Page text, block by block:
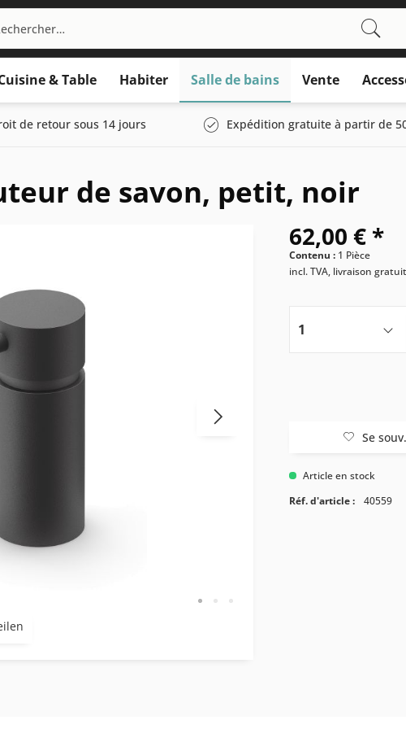
& Table Habiter Salle de bains Vente
de retour sous 14 jours Expédition gratuite à partir de
de savon, petit, noir
62,00 € *
Contenu : 1 Pièce
incl. TVA, livraison
Se souv.
Article en stock
Réf. d'article :
40559